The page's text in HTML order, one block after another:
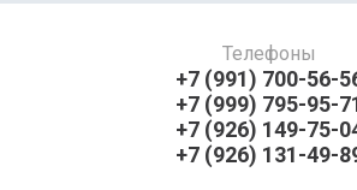
Телефоны
+7 (991) 700-56-
+7 (999) 795-95-
+7 (926) 149-75-
+7 (926) 131-49-